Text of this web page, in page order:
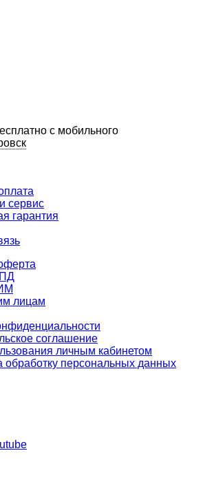
с мобильного
сервис
гарантия
лицам
соглашение
личным кабинетом
обработку персональных данных